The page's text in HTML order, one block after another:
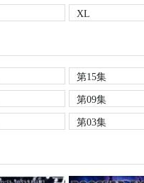
XL
第15集
第09集
第03集